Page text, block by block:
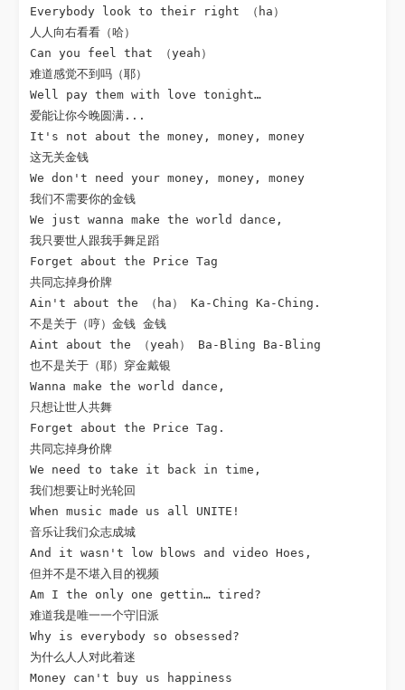
Everybody look to their right （ha）
人人向右看看（哈）
Can you feel that （yeah）
难道感觉不到吗（耶）
Well pay them with love tonight…
爱能让你今晚圆满...
It's not about the money, money, money
这无关金钱
We don't need your money, money, money
我们不需要你的金钱
We just wanna make the world dance,
我只要世人跟我手舞足蹈
Forget about the Price Tag
共同忘掉身价牌
Ain't about the （ha） Ka-Ching Ka-Ching.
不是关于（哼）金钱 金钱
Aint about the （yeah） Ba-Bling Ba-Bling
也不是关于（耶）穿金戴银
Wanna make the world dance,
只想让世人共舞
Forget about the Price Tag.
共同忘掉身价牌
We need to take it back in time,
我们想要让时光轮回
When music made us all UNITE!
音乐让我们众志成城
And it wasn't low blows and video Hoes,
但并不是不堪入目的视频
Am I the only one gettin… tired?
难道我是唯一一个守旧派
Why is everybody so obsessed?
为什么人人对此着迷
Money can't buy us happiness